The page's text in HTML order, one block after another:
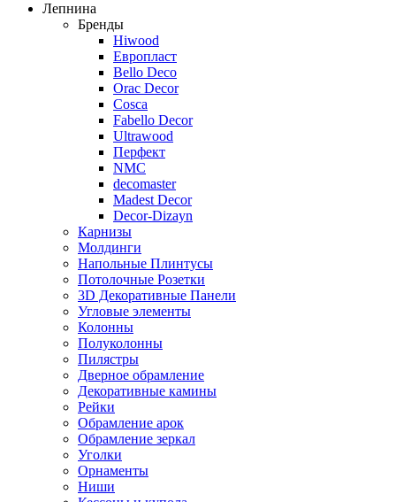
Лепнина
Бренды
Hiwood
Европласт
Bello Deco
Orac Decor
Cosca
Fabello Decor
Ultrawood
Перфект
NMC
decomaster
Madest Decor
Decor-Dizayn
Карнизы
Молдинги
Напольные Плинтусы
Потолочные Розетки
3D Декоративные Панели
Угловые элементы
Колонны
Полуколонны
Пилястры
Дверное обрамление
Декоративные камины
Рейки
Обрамление арок
Обрамление зеркал
Уголки
Орнаменты
Ниши